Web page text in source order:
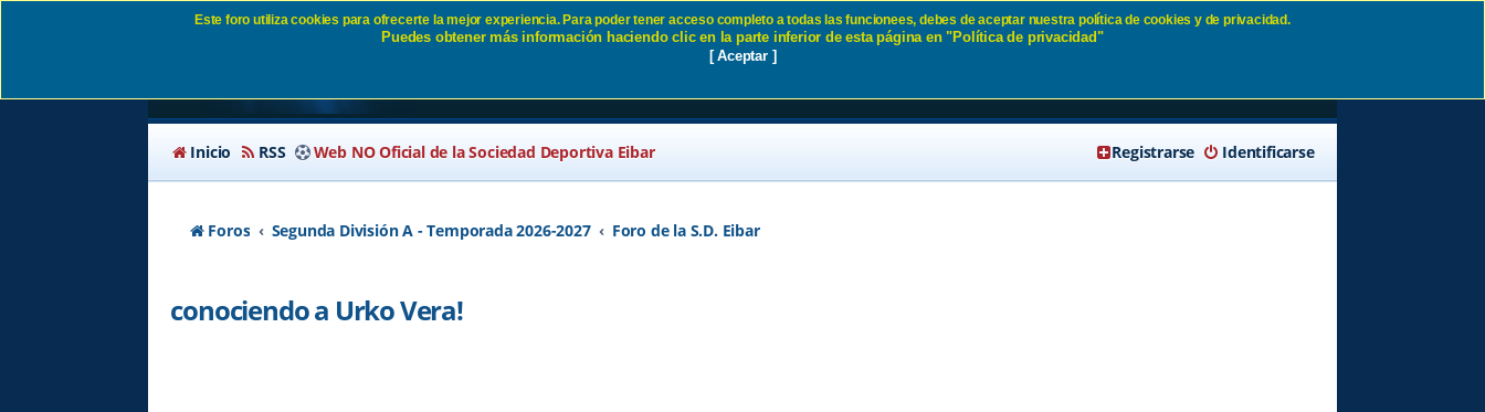
conociendo a Urko Vera! SD Eibar
Inicio RSS Web NO Oficial de la Sociedad Deportiva Eibar Identificarse
Registrarse
Foros Segunda División A - Temporada 2026-2027 Foro de la S.D. Eibar
conociendo a Urko Vera!
Este foro utiliza cookies para ofrecerte la mejor experiencia. Para poder tener acceso completo a todas las funcionees, debes de aceptar nuestra política de cookies y de privacidad.
Puedes obtener más información haciendo clic en la parte inferior de esta página en "Política de privacidad"
[ Aceptar ]